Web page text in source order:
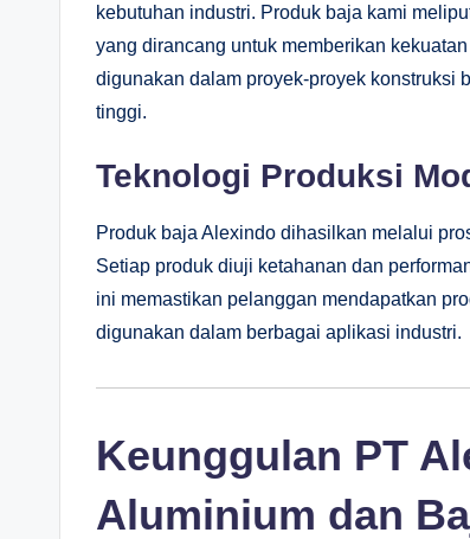
kebutuhan industri. Produk baja kami
yang dirancang untuk memberikan
digunakan dalam proyek-proyek konstruksi
tinggi.
Teknologi Produksi
Produk baja Alexindo dihasilkan melalui
Setiap produk diuji ketahanan dan
ini memastikan pelanggan mendapatkan
digunakan dalam berbagai aplikasi industri.
Keunggulan PT
Aluminium dan